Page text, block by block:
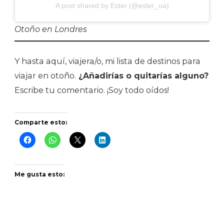
A post shared by Ester (@ester_oa)
Otoño en Londres
Y hasta aquí, viajera/o, mi lista de destinos para
viajar en otoño. ¿Añadirías o quitarías alguno?
Escribe tu comentario. ¡Soy todo oídos!
Comparte esto:
Me gusta esto: